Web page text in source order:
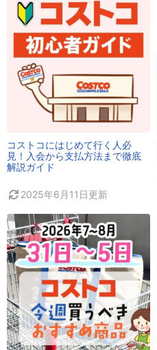
コストコにはじめて行く人必
見！入会から支払方法まで徹底
解説ガイド
2025年6月11日更新